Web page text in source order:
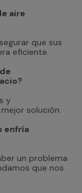
aire
que sus
eficiente.
y
solución.
enfría
un problema
que nos